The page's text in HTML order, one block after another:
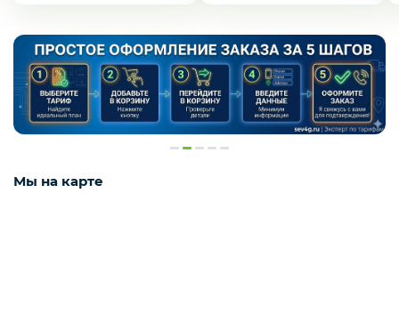
Мы на карте